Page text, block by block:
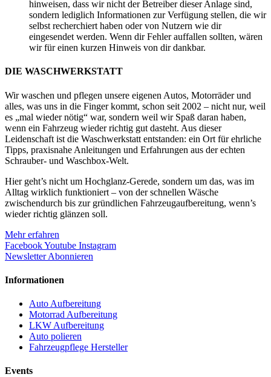
hinweisen, dass wir nicht der Betreiber dieser Anlage sind,
sondern lediglich Informationen zur Verfügung stellen, die wir
selbst recherchiert haben oder von Nutzern wie dir
eingesendet werden. Wenn dir Fehler auffallen sollten, wären
wir für einen kurzen Hinweis von dir dankbar.
DIE WASCHWERKSTATT
Wir waschen und pflegen unsere eigenen Autos, Motorräder und
alles, was uns in die Finger kommt, schon seit 2002 – nicht nur, weil
es „mal wieder nötig“ war, sondern weil wir Spaß daran haben,
wenn ein Fahrzeug wieder richtig gut dasteht. Aus dieser
Leidenschaft ist die Waschwerkstatt entstanden: ein Ort für ehrliche
Tipps, praxisnahe Anleitungen und Erfahrungen aus der echten
Schrauber- und Waschbox-Welt.
Hier geht’s nicht um Hochglanz-Gerede, sondern um das, was im
Alltag wirklich funktioniert – von der schnellen Wäsche
zwischendurch bis zur gründlichen Fahrzeugaufbereitung, wenn’s
wieder richtig glänzen soll.
Mehr erfahren
FacebookYoutube Instagram
Newsletter Abonnieren
Informationen
Auto Aufbereitung
Motorrad Aufbereitung
LKW Aufbereitung
Auto polieren
Fahrzeugpflege Hersteller
Events